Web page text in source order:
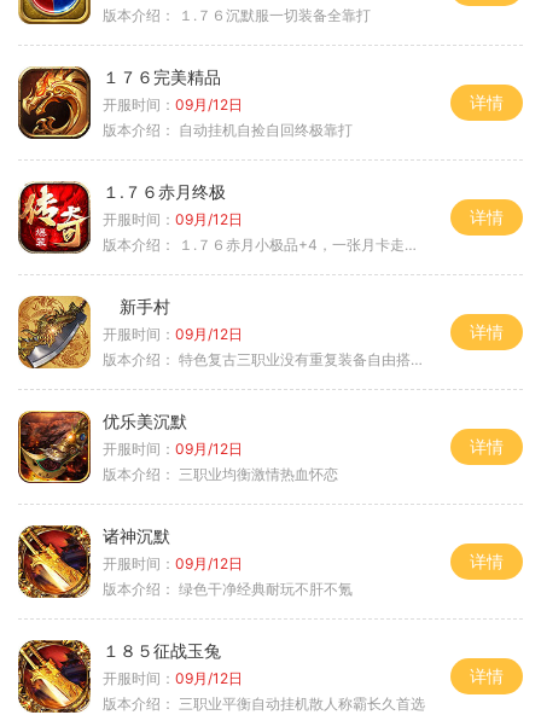
版本介绍：
１.７６沉默服一切装备全靠打
１７６完美精品
开服时间： 09月/12日
版本介绍： 自动挂机自捡自回终极靠打
详情
１.７６赤月终极
开服时间： 09月/12日
版本介绍：
１.７６赤月小极品+4，一张月卡走天涯a
详情
新手村
开服时间： 09月/12日
版本介绍： 特色复古三职业没有重复装备自由搭配私
详情
优乐美沉默
开服时间： 09月/12日
版本介绍： 三职业均衡激情热血怀恋
详情
诸神沉默
开服时间： 09月/12日
版本介绍： 绿色干净经典耐玩不肝不氪
详情
１８５征战玉兔
开服时间： 09月/12日
版本介绍： 三职业平衡自动挂机散人称霸长久首选
详情